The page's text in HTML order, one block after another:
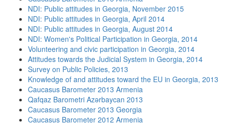
NDI: Public attitudes in Georgia, November 2015
NDI: Public attitudes in Georgia, April 2014
NDI: Public attitudes in Georgia, August 2014
NDI: Women's Political Participation in Georgia, 2014
Volunteering and civic participation in Georgia, 2014
Attitudes towards the Judicial System in Georgia, 2014
Survey on Public Policies, 2013
Knowledge of and attitudes toward the EU in Georgia, 2013
Caucasus Barometer 2013 Armenia
Qafqaz Barometri Azərbaycan 2013
Caucasus Barometer 2013 Georgia
Caucasus Barometer 2012 Armenia